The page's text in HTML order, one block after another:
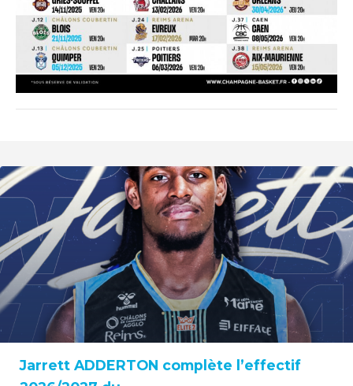
Jarrett ADDERTON complète l’effectif